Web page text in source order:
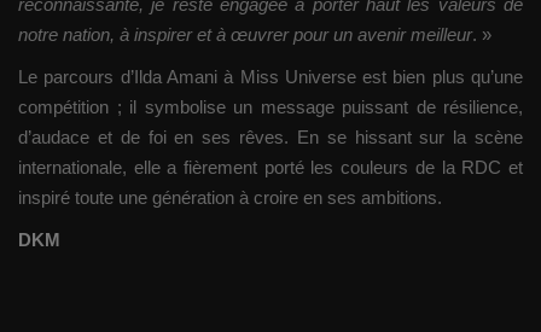
reconnaissante, je reste engagée à porter haut les valeurs de
notre nation, à inspirer et à œuvrer pour un avenir meilleur. »
Le parcours d’Ilda Amani à Miss Universe est bien plus qu’une
compétition ; il symbolise un message puissant de résilience,
d’audace et de foi en ses rêves. En se hissant sur la scène
internationale, elle a fièrement porté les couleurs de la RDC et
inspiré toute une génération à croire en ses ambitions.
DKM